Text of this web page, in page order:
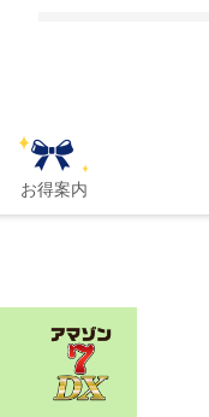
お得案内